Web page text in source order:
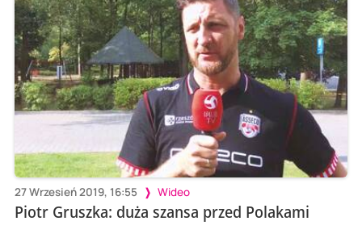
27 Wrzesień 2019, 16:55 Wideo
Piotr Gruszka: duża szansa przed Polakami